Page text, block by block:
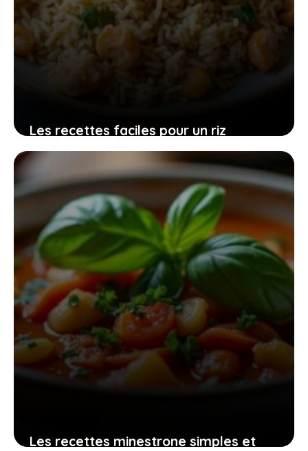
Les recettes faciles pour un riz
délicieux qui s’harmonise parfaitement
avec vos poissons préférés
28 juin 2026
Les recettes minestrone simples et